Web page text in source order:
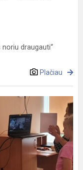
draugauti“
Plačiau